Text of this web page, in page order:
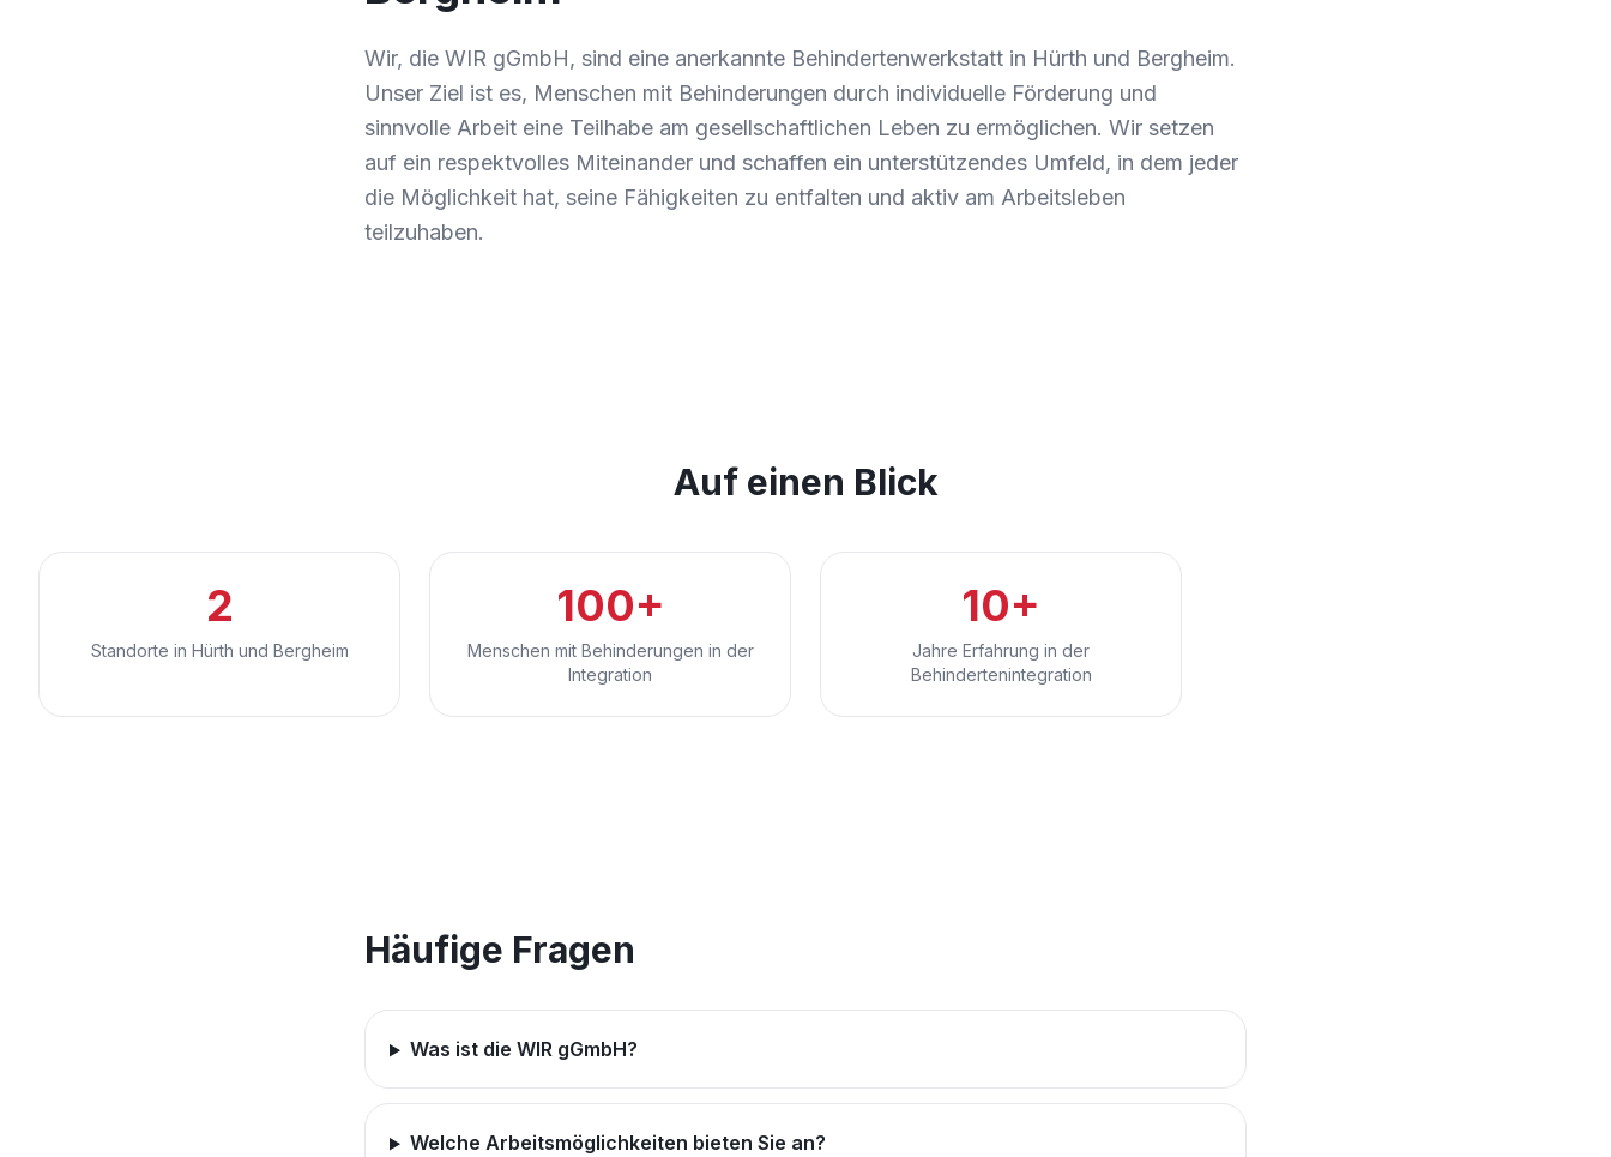
Wir, die WIR gGmbH, sind eine anerkannte Behindertenwerkstatt in Hürth und Bergheim.
Unser Ziel ist es, Menschen mit Behinderungen durch individuelle Förderung und
sinnvolle Arbeit eine Teilhabe am gesellschaftlichen Leben zu ermöglichen. Wir setzen
auf ein respektvolles Miteinander und schaffen ein unterstützendes Umfeld, in dem jeder
die Möglichkeit hat, seine Fähigkeiten zu entfalten und aktiv am Arbeitsleben
teilzuhaben.
Auf einen Blick
2
Standorte in Hürth und Bergheim
100+
Menschen mit Behinderungen in der
Integration
10+
Jahre Erfahrung in der
Behindertenintegration
Häufige Fragen
Was ist die WIR gGmbH?
Welche Arbeitsmöglichkeiten bieten Sie an?